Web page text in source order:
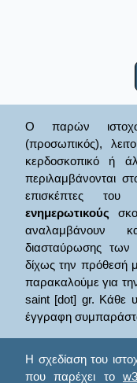
Ο παρών
(προσωπικός),
κερδοσκοπικό ή
περιλαμβάνονται
επισκέπτες
ενημερωτικούς
αναλαμβάνουν
διασταύρωσης
δίχως την πρόθεσή
παρακαλούμε για
saint [dot] gr. Κάθε
έγγραφη
Η σχεδίαση του
που παρέχει το